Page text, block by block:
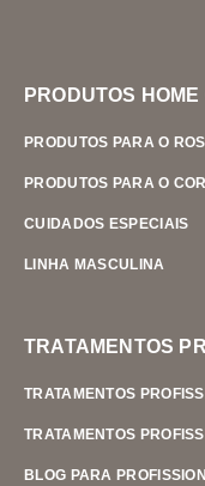
PRODUTOS
PRODUTOS PARA O
PRODUTOS PARA O
CUIDADOS ESPECIAIS
LINHA MASCULINA
TRATAMENTOS
TRATAMENTOS
TRATAMENTOS
BLOG PARA